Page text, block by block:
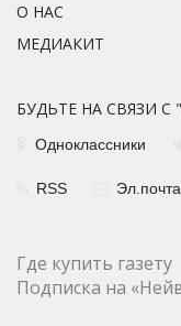
О НАС
МЕДИАКИТ
БУДЬТЕ НА СВЯЗИ С
Одноклассники
RSS Эл.почта
Где купить газету
Подписка на